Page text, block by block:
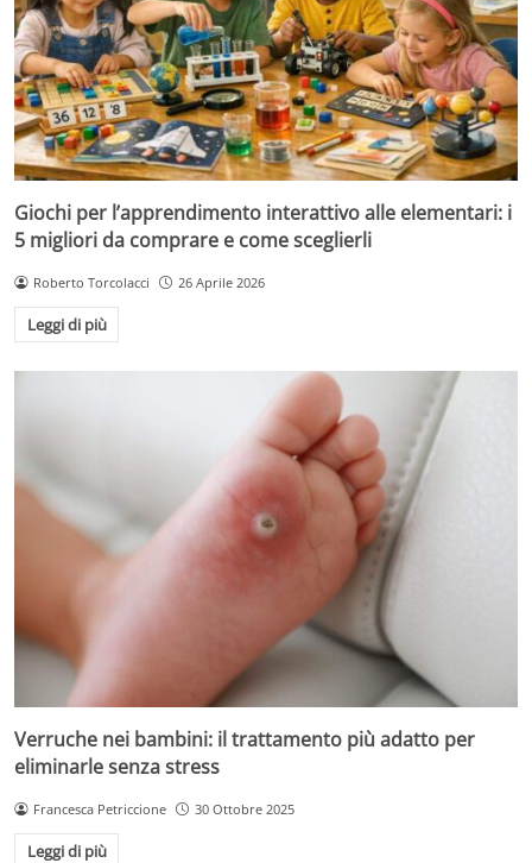
Giochi per l’apprendimento interattivo alle elementari: i
5 migliori da comprare e come sceglierli
Roberto Torcolacci 26 Aprile 2026
Leggi di più
Verruche nei bambini: il trattamento più adatto per
eliminarle senza stress
Francesca Petriccione 30 Ottobre 2025
Leggi di più